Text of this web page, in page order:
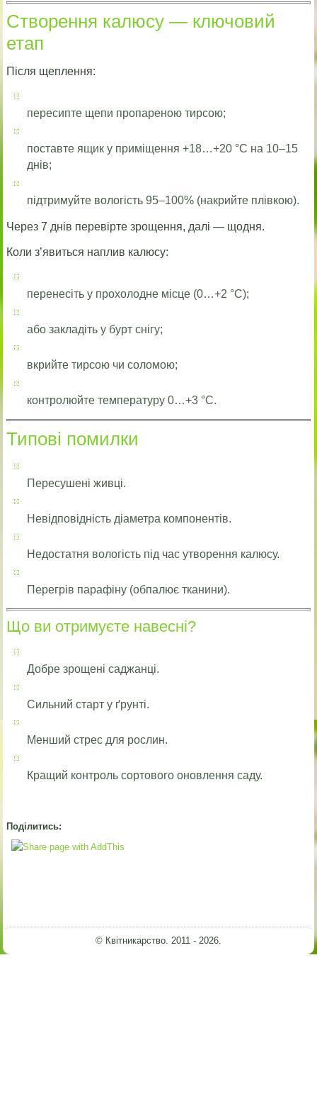
Створення калюсу — ключовий
етап
Після щеплення:
пересипте щепи пропареною тирсою;
поставте ящик у приміщення +18…+20 °C на 10–15
днів;
підтримуйте вологість 95–100% (накрийте плівкою).
Через 7 днів перевірте зрощення, далі — щодня.
Коли з’явиться наплив калюсу:
перенесіть у прохолодне місце (0…+2 °C);
або закладіть у бурт снігу;
вкрийте тирсою чи соломою;
контролюйте температуру 0…+3 °C.
Типові помилки
Пересушені живці.
Невідповідність діаметра компонентів.
Недостатня вологість під час утворення калюсу.
Перегрів парафіну (обпалює тканини).
Що ви отримуєте навесні?
Добре зрощені саджанці.
Сильний старт у ґрунті.
Менший стрес для рослин.
Кращий контроль сортового оновлення саду.
Поділитись:
© Квітникарство. 2011 - 2026.